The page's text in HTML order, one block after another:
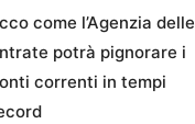
come l’Agenzia delle
potrà pignorare i
correnti in tempi